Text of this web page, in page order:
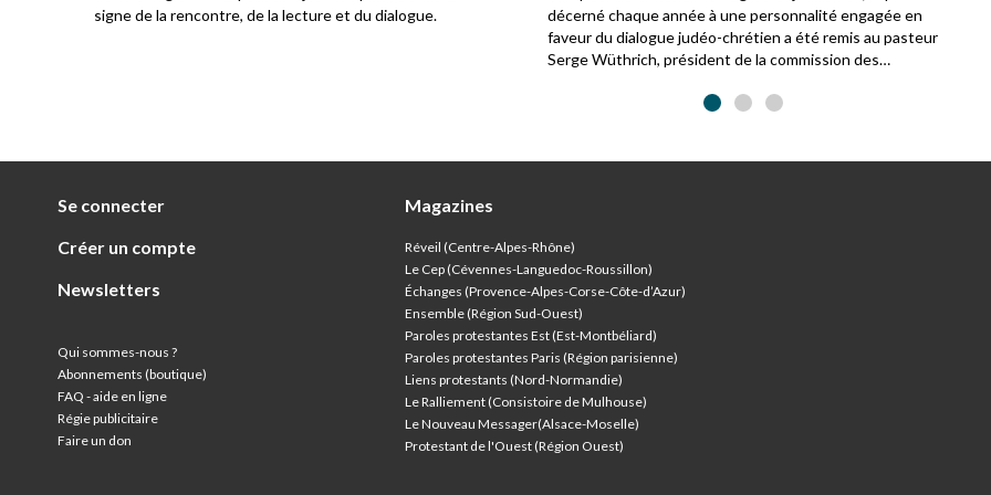
signe de la rencontre, de la lecture et du dialogue.
décerné chaque année à une personnalité engagée en
faveur du dialogue judéo-chrétien a été remis au pasteur
Serge Wüthrich, président de la commission des
Se connecter
Créer un compte
Newsletters
Qui sommes-nous ?
Abonnements (boutique)
FAQ - aide en ligne
Régie publicitaire
Faire un don
Magazines
Réveil (Centre-Alpes-Rhône)
Le Cep (Cévennes-Languedoc-Roussillon)
Échanges (Provence-Alpes-Corse-Côte-d’Azur)
Ensemble (Région Sud-Ouest)
Paroles protestantes Est (Est-Montbéliard)
Paroles protestantes Paris (Région parisienne)
Liens protestants (Nord-Normandie)
Le Ralliement (Consistoire de Mulhouse)
Le Nouveau Messager(Alsace-Moselle)
Protestant de l'Ouest (Région Ouest)